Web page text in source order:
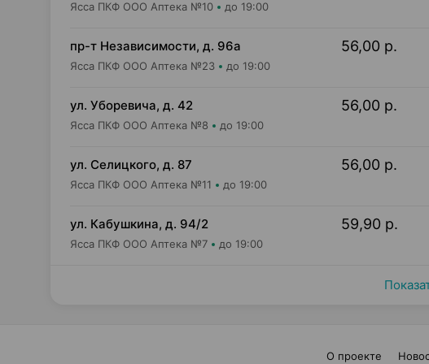
Ясса ПКФ ООО Аптека №10 до 19:00
пр-т Независимости, д. 96а
Ясса ПКФ ООО Аптека №23 до 19:00
56,00 р.
ул. Уборевича, д. 42
Ясса ПКФ ООО Аптека №8 до 19:00
56,00 р.
ул. Селицкого, д. 87
Ясса ПКФ ООО Аптека №11 до 19:00
56,00 р.
ул. Кабушкина, д. 94/2
Ясса ПКФ ООО Аптека №7 до 19:00
59,90 р.
О проекте